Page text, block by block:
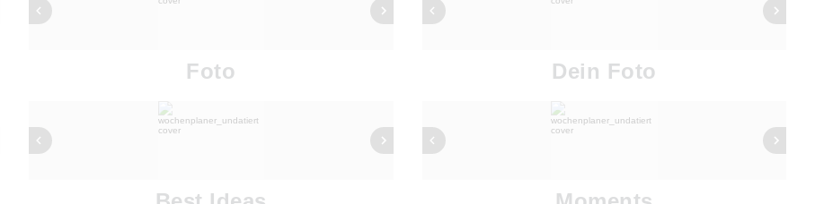
Foto Dein Foto